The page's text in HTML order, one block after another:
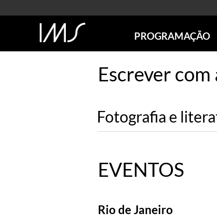
PROGRAMAÇÃO
SÃO PAULO
ONLINE
ANTERIORES
Escrever com
Fotografia e
EVENTOS
Rio de Janeiro